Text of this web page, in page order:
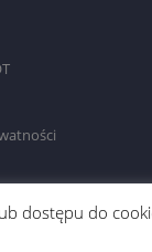
dostępu do